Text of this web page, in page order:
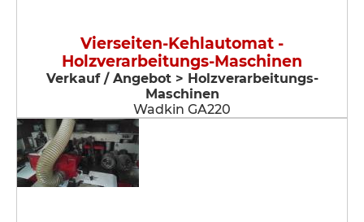
Vierseiten-Kehlautomat -
Holzverarbeitungs-Maschinen
Verkauf / Angebot > Holzverarbeitungs-
Maschinen
Wadkin GA220